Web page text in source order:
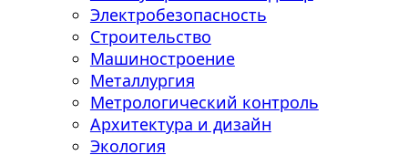
Электробезопасность
Строительство
Машиностроение
Металлургия
Метрологический контроль
Архитектура и дизайн
Экология